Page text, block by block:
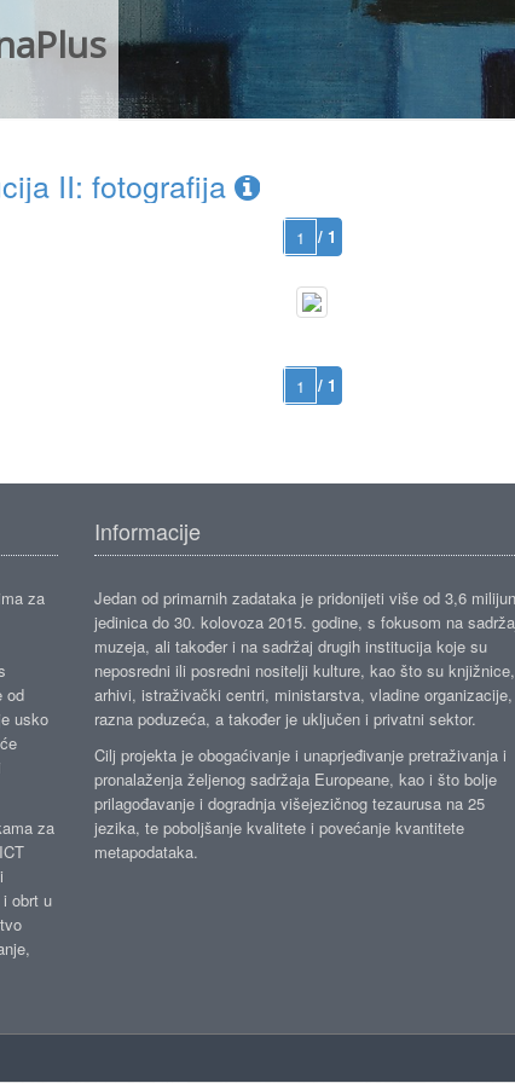
II: fotografija
/ 1
/ 1
za
od
usko
za
obrt u
Informacije
Jedan od primarnih zadataka je pridonijeti više od 3,6
jedinica do 30. kolovoza 2015. godine, s fokusom na
muzeja, ali također i na sadržaj drugih institucija koje su
neposredni ili posredni nositelji kulture, kao što su knjižnice,
arhivi, istraživački centri, ministarstva, vladine organizacije,
razna poduzeća, a također je uključen i privatni sektor.
Cilj projekta je obogaćivanje i unaprjeđivanje pretraživanja i
pronalaženja željenog sadržaja Europeane, kao i što bolje
prilagođavanje i dogradnja višejezičnog tezaurusa na 25
jezika, te poboljšanje kvalitete i povećanje kvantitete
metapodataka.